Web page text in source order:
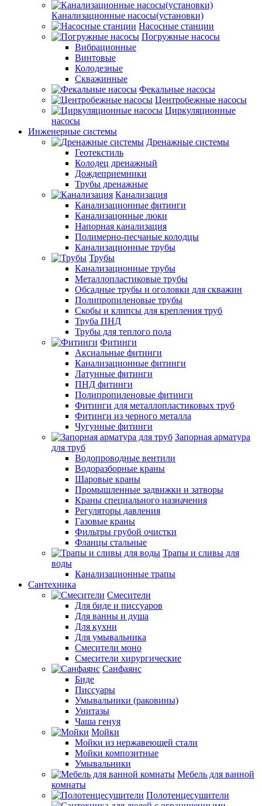
Канализационные насосы(установки)
Насосные станции
Погружные насосы
Вибрационные
Винтовые
Колодезные
Скважинные
Фекальные насосы
Центробежные насосы
Циркуляционные
насосы
Инженерные системы
Дренажные системы
Геотекстиль
Колодец дренажный
Дождеприемники
Трубы дренажные
Канализация
Канализационные фитинги
Канализацонные люки
Напорная канализация
Полимерно-песчаные колодцы
Канализационные трубы
Трубы
Канализационные трубы
Металлопластиковые трубы
Обсадные трубы и оголовки для скважин
Полипропиленовые трубы
Скобы и клипсы для крепления труб
Труба ПНД
Трубы для теплого пола
Фитинги
Аксиальные фитинги
Канализационные фитинги
Латунные фитинги
ПНД фитинги
Полипропиленовые фитинги
Фитинги для металлопластиковых труб
Фитинги из черного металла
Чугунные фитинги
Запорная арматура
для труб
Водопроводные вентили
Водоразборные краны
Шаровые краны
Промышленные задвижки и затворы
Краны специального назначения
Регуляторы давления
Газовые краны
Фильтры грубой очистки
Фланцы стальные
Трапы и сливы для
воды
Канализационные трапы
Сантехника
Смесители
Для биде и писсуаров
Для ванны и душа
Для кухни
Для умывальника
Смесители моно
Смесители хирургические
Санфаянс
Биде
Писсуары
Умывальники (раковины)
Унитазы
Чаша генуя
Мойки
Мойки из нержавеющей стали
Мойки композитные
Умывальники
Мебель для ванной
комнаты
Полотенцесушители